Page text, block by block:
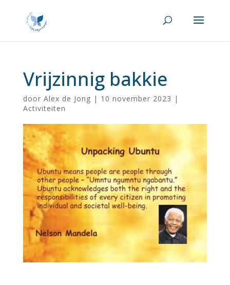
Vrijzinnig bakkie
door Alex de Jong | 10 november 2023 |
Activiteiten